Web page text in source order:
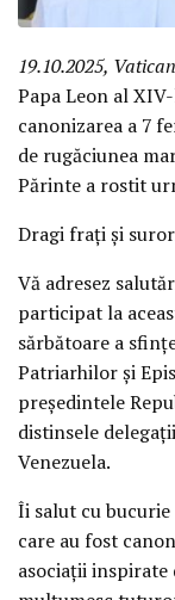
19.10.2025,
Papa Leon al
canonizarea a 7
de rugăciunea
Părinte a rostit
Dragi frați și
Vă adresez
participat la
sărbătoare a
Patriarhilor și
președintele
distinsele
Venezuela.
Îi salut cu
care au fost
asociații